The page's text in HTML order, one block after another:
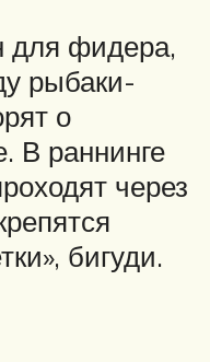
для фидера,
рыбаки-
о
В раннинге
через
бигуди.